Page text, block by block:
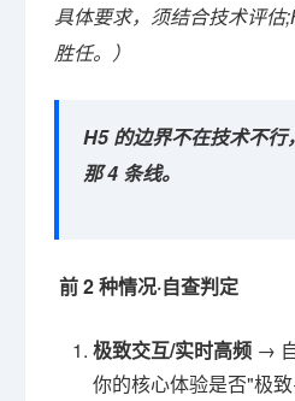
具体要求，须结合技术评估
胜任。）
H5 的边界不在技术不
那 4 条线。
前 2 种情况·自查判定
极致交互/实时高频 →
你的核心体验是否"极